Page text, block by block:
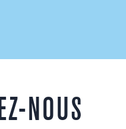
NOUS